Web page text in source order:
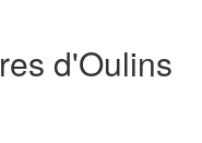
d'Oulins